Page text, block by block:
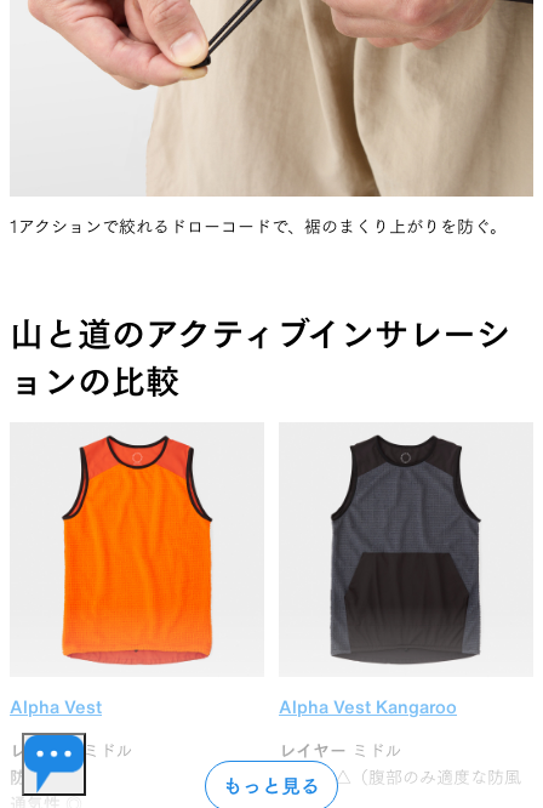
1アクションで絞れるドローコードで、裾のまくり上がりを防ぐ。
山と道のアクティブインサレーシ
ョンの比較
Alpha Vest
レイヤー
ミドル
防風性×
Alpha Vest Kangaroo
レイヤー ミドル
防風性
△（腹部のみ適度な防風
もっと見る